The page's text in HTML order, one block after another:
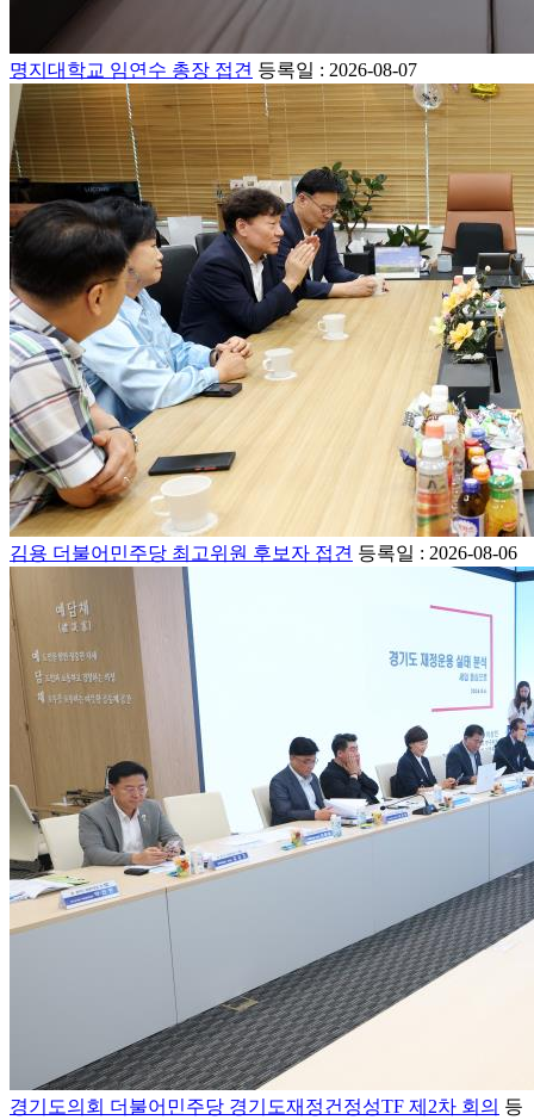
명지대학교 임연수 총장 접견 등록일 : 2026-08-07
김용 더불어민주당 최고위원 후보자 접견 등록일 : 2026-08-06
경기도의회 더불어민주당 경기도재정건정성TF 제2차 회의 등